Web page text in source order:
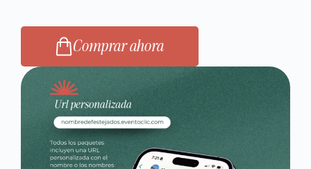
Comprar ahora